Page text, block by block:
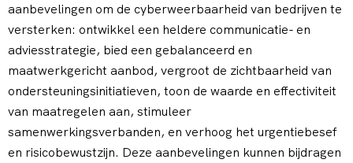
aanbevelingen om de cyberweerbaarheid van bedrijven te
versterken: ontwikkel een heldere communicatie- en
adviesstrategie, bied een gebalanceerd en
maatwerkgericht aanbod, vergroot de zichtbaarheid van
ondersteuningsinitiatieven, toon de waarde en effectiviteit
van maatregelen aan, stimuleer
samenwerkingsverbanden, en verhoog het urgentiebesef
en risicobewustzijn. Deze aanbevelingen kunnen bijdragen